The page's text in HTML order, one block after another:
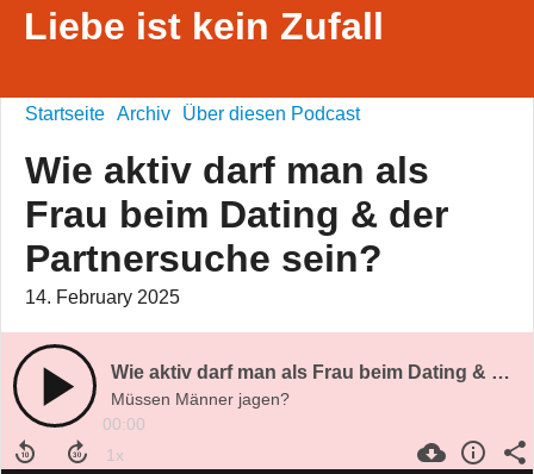
Liebe ist kein Zufall
Startseite Archiv Über diesen Podcast
Wie aktiv darf man als
Frau beim Dating & der
Partnersuche sein?
14. February 2025
Wie aktiv darf man als Frau beim Dating & der Partnersuche sein?
Müssen Männer jagen?
00:00